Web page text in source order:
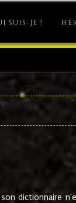
SUIS-JE ?
son dictionnaire